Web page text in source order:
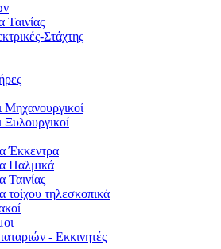
Ταινίας
Στάχτης
Μηχανουργικοί
Ξυλουργικοί
Έκκεντρα
Παλμικά
Ταινίας
τοίχου τηλεσκοπικά
- Εκκινητές